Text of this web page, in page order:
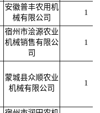
安徽普丰农用机
械有限公司
1
宿州市浍源农业
机械销售有限公
司
1
蒙城县众顺农业
机械有限公司
1